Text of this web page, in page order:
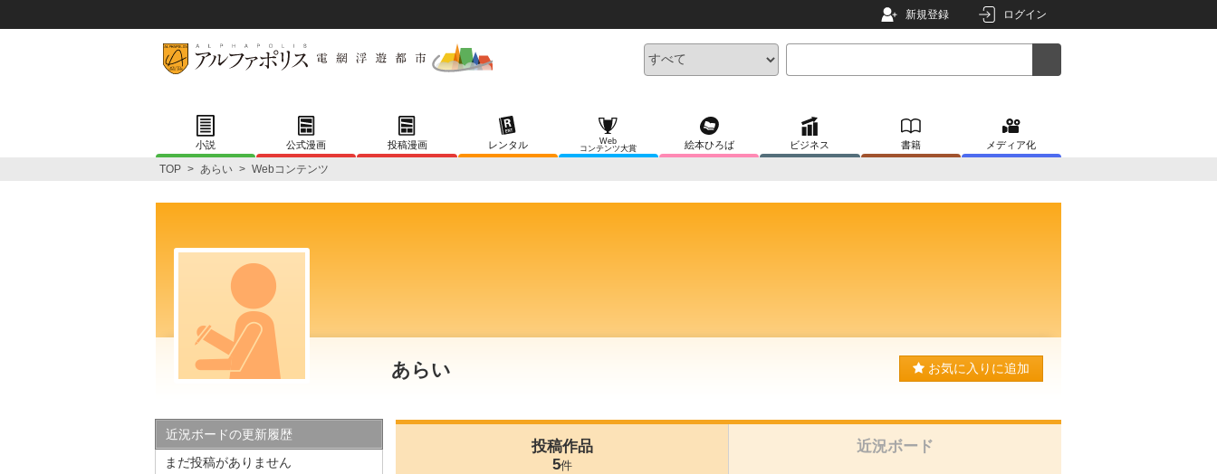
新規登録 ログイン
小説 公式漫画 投稿漫画 レンタル
Web
コンテンツ大賞
絵本ひろば ビジネス 書籍 メディア化
TOP > あらい > Webコンテンツ
あらい お気に入りに追加
投稿作品
5件
近況ボード
近況ボードの更新履歴
まだ投稿がありません